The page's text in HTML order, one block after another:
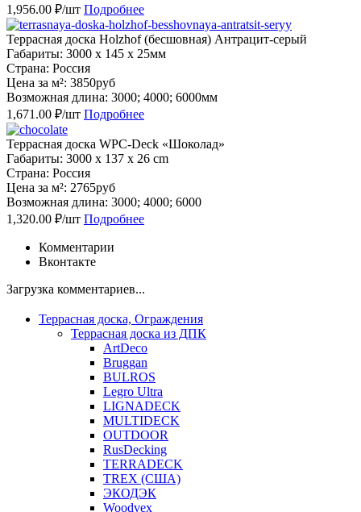
1,956.00 ₽/шт Подробнее
Террасная доска Holzhof (бесшовная) Антрацит-серый
Габариты: 3000 x 145 x 25мм
Страна: Россия
Цена за м²: 3850руб
Возможная длина: 3000; 4000; 6000мм
1,671.00 ₽/шт Подробнее
Террасная доска WPC-Deck «Шоколад»
Габариты: 3000 x 137 x 26 cm
Страна: Россия
Цена за м²: 2765руб
Возможная длина: 3000; 4000; 6000
1,320.00 ₽/шт Подробнее
Комментарии
Вконтакте
Загрузка комментариев...
Террасная доска, Ограждения
Террасная доска из ДПК
ArtDeco
Bruggan
BULROS
Legro Ultra
LIGNADECK
MULTIDECK
OUTDOOR
RusDecking
TERRADECK
TREX (США)
ЭКОДЭК
Woodvex